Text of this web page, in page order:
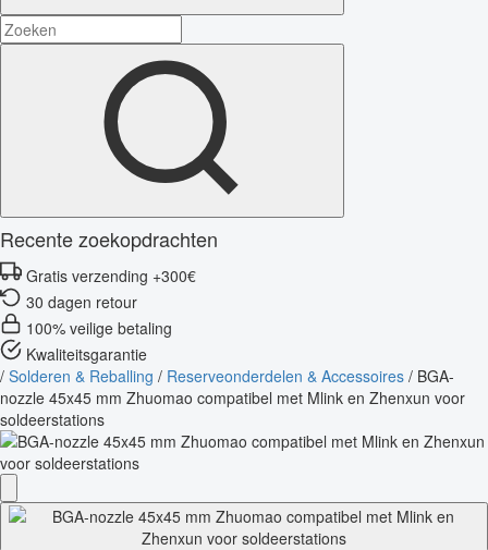
Recente zoekopdrachten
Gratis verzending +300€
30 dagen retour
100% veilige betaling
Kwaliteitsgarantie
/ Solderen & Reballing / Reserveonderdelen & Accessoires / BGA-
nozzle 45x45 mm Zhuomao compatibel met Mlink en Zhenxun voor
soldeerstations